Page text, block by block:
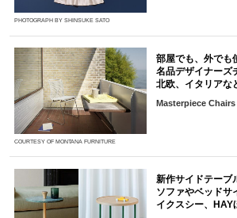
PHOTOGRAPH BY SHINSUKE SATO
COURTESY OF MONTANA FURNITURE
部屋でも、外でも
名品デザイナーズ
北欧、イタリアな
Masterpiece
新作サイドテーブ
ソファやベッドサ
イクスシー、HAY